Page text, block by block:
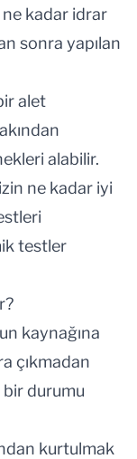
kadar idrar
sonra yapılan
alet
alabilir.
ne kadar iyi
testler
kaynağına
çıkmadan
durumu
kurtulmak